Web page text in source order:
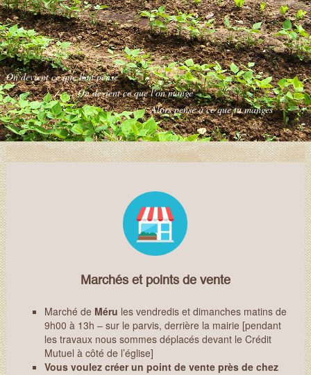
On devient ce que l'on pense
On devient ce que l'on mange
Alors pense à ce que tu manges
Marchés et points de vente
Marché de Méru les vendredis et dimanches matins de
9h00 à 13h – sur le parvis, derrière la mairie [pendant
les travaux nous sommes déplacés devant le Crédit
Mutuel à côté de l’église]
Vous voulez créer un point de vente près de chez